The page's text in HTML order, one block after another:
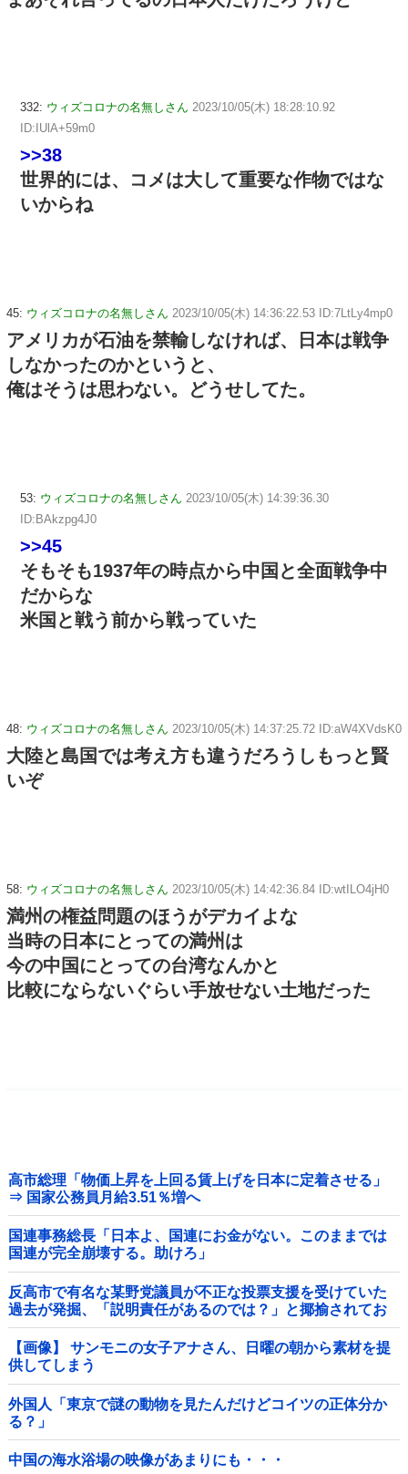
332: ウィズコロナの名無しさん 2023/10/05(木) 18:28:10.92
ID:IUlA+59m0
>>38
世界的には、コメは大して重要な作物ではな
いからね
45: ウィズコロナの名無しさん 2023/10/05(木) 14:36:22.53 ID:7LtLy4mp0
アメリカが石油を禁輸しなければ、日本は戦争
しなかったのかというと、
俺はそうは思わない。どうせしてた。
53: ウィズコロナの名無しさん 2023/10/05(木) 14:39:36.30
ID:BAkzpg4J0
>>45
そもそも1937年の時点から中国と全面戦争中
だからな
米国と戦う前から戦っていた
48: ウィズコロナの名無しさん 2023/10/05(木) 14:37:25.72 ID:aW4XVdsK0
大陸と島国では考え方も違うだろうしもっと賢
いぞ
58: ウィズコロナの名無しさん 2023/10/05(木) 14:42:36.84 ID:wtILO4jH0
満州の権益問題のほうがデカイよな
当時の日本にとっての満州は
今の中国にとっての台湾なんかと
比較にならないぐらい手放せない土地だった
高市総理「物価上昇を上回る賃上げを日本に定着させる」
⇒ 国家公務員月給3.51％増へ
国連事務総長「日本よ、国連にお金がない。このままでは
国連が完全崩壊する。助けろ」
反高市で有名な某野党議員が不正な投票支援を受けていた
過去が発掘、「説明責任があるのでは？」と揶揄されてお
り……他
【画像】 サンモニの女子アナさん、日曜の朝から素材を提
供してしまう
外国人「東京で謎の動物を見たんだけどコイツの正体分か
る？」
中国の海水浴場の映像があまりにも・・・